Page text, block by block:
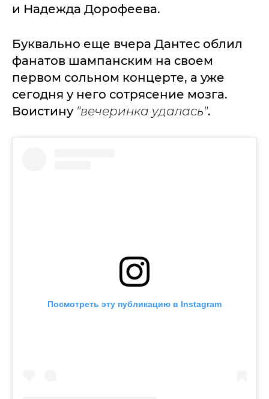
и Надежда Дорофеева.
Буквально еще вчера Дантес облил
фанатов шампанским на своем
первом сольном концерте, а уже
сегодня у него сотрясение мозга.
Воистину "вечеринка удалась".
Посмотреть эту публикацию в Instagram